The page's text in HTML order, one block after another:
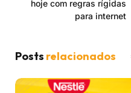
hoje com regras rígidas
para internet
Posts relacionados